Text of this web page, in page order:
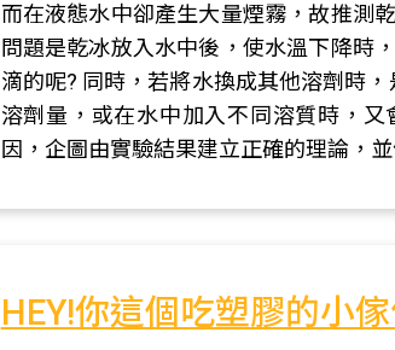
而在液態水中卻產生大量煙霧，故推測
問題是乾冰放入水中後，使水溫下降時
滴的呢? 同時，若將水換成其他溶劑時
溶劑量，或在水中加入不同溶質時，
因，企圖由實驗結果建立正確的理論，
HEY!你這個吃塑膠的小